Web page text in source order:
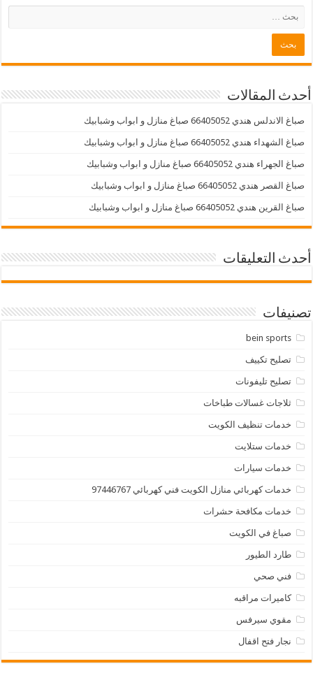
أحدث المقالات
صباغ الاندلس هندي 66405052 صباغ منازل و ابواب وشبابيك
صباغ الشهداء هندي 66405052 صباغ منازل و ابواب وشبابيك
صباغ الجهراء هندي 66405052 صباغ منازل و ابواب وشبابيك
صباغ القصر هندي 66405052 صباغ منازل و ابواب وشبابيك
صباغ القرين هندي 66405052 صباغ منازل و ابواب وشبابيك
أحدث التعليقات
تصنيفات
bein sports
تصليح تكييف
تصليح تليفونات
ثلاجات غسالات طباخات
خدمات تنظيف الكويت
خدمات ستلايت
خدمات سيارات
خدمات كهربائي منازل الكويت فني كهربائي 97446767
خدمات مكافحة حشرات
صباغ في الكويت
طارد الطيور
فني صحي
كاميرات مراقبه
مقوي سيرفس
نجار فتح اقفال